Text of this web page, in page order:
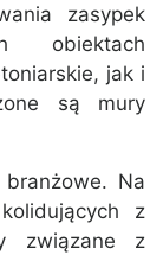
zasypek
obiektach
jak i
są mury
Na
z
związane z